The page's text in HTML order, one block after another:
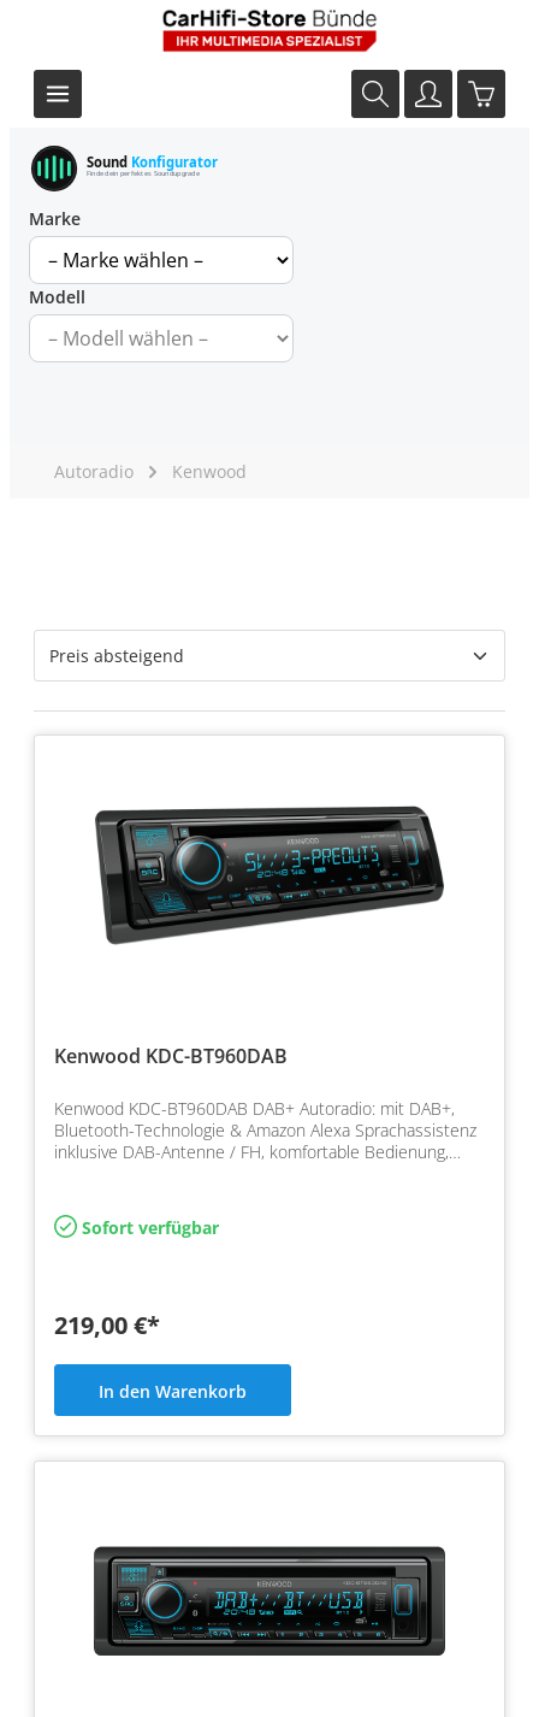
Sound Konfigurator
Finde dein perfektes Soundupgrade
Marke
Modell
Autoradio Kenwood
Kenwood KDC-BT960DAB
Kenwood KDC-BT960DAB DAB+ Autoradio: mit DAB+,
Bluetooth-Technologie & Amazon Alexa Sprachassistenz
inklusive DAB-Antenne / FH, komfortable Bedienung,
Sofort verfügbar
219,00 €*
In den Warenkorb